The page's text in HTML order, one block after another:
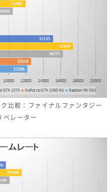
比較：ファイナルファンタジー
ベレーター